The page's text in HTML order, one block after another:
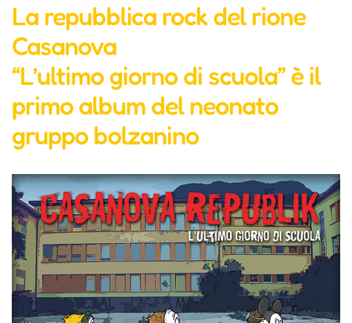
La repubblica rock del rione
Casanova
“L’ultimo giorno di scuola” è il
primo album del neonato
gruppo bolzanino